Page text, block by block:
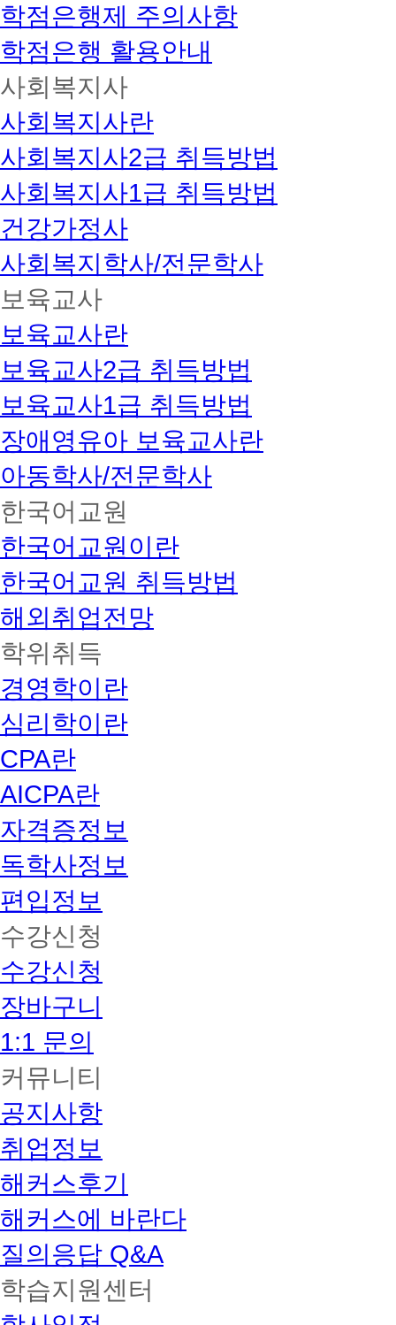
학점은행제 주의사항
학점은행 활용안내
사회복지사
사회복지사란
사회복지사2급 취득방법
사회복지사1급 취득방법
건강가정사
사회복지학사/전문학사
보육교사
보육교사란
보육교사2급 취득방법
보육교사1급 취득방법
장애영유아 보육교사란
아동학사/전문학사
한국어교원
한국어교원이란
한국어교원 취득방법
해외취업전망
학위취득
경영학이란
심리학이란
CPA란
AICPA란
자격증정보
독학사정보
편입정보
수강신청
수강신청
장바구니
1:1 문의
커뮤니티
공지사항
취업정보
해커스후기
해커스에 바란다
질의응답 Q&A
학습지원센터